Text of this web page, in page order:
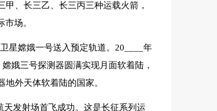
、长三乙、长三丙三种运载火箭，
场。
星嫦娥一号送入预定轨道。20____年
娥三号探测器圆满实现月面软着陆，
外天体软着陆的国家。
发射场首飞成功。这是长征系列运